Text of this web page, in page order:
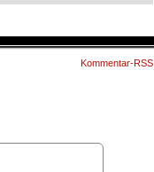
Kommentar-RSS